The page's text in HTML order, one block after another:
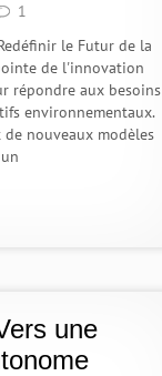
1
le Futur de la
de l'innovation
répondre aux besoins
environnementaux.
nouveaux modèles
une